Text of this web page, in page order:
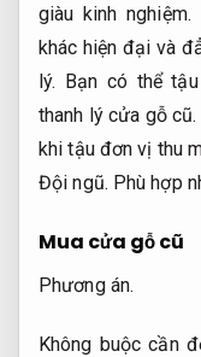
giàu kinh nghiệm.
khác hiện đại và
lý. Bạn có thể
thanh lý cửa gỗ cũ.
khi tậu đơn vị thu
Đội ngũ. Phù hợp
Mua cửa gỗ cũ
Phương án.
Không buộc cần